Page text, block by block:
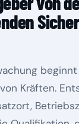
Kräften.